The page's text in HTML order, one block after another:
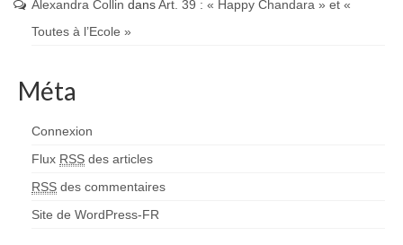
Alexandra Collin dansArt. 39 : « Happy Chandara » et «
Toutes à l’Ecole »
Méta
Connexion
Flux RSS des articles
RSS des commentaires
Site de WordPress-FR